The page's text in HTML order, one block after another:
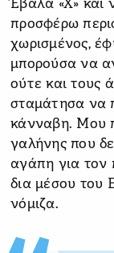
Έβαλα «Χ» και
προσφέρω
χωρισμένος,
μπορούσα να
ούτε και τους
σταμάτησα να
κάνναβη. Μου
γαλήνης που
αγάπη για τον
δια μέσου του
νόμιζα.